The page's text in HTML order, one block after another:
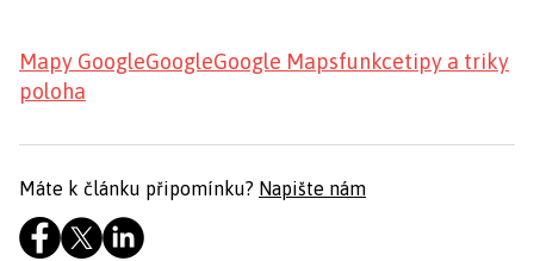
Mapy GoogleGoogleGoogle Mapsfunkcetipy a triky
poloha
Máte k článku připomínku? Napište nám